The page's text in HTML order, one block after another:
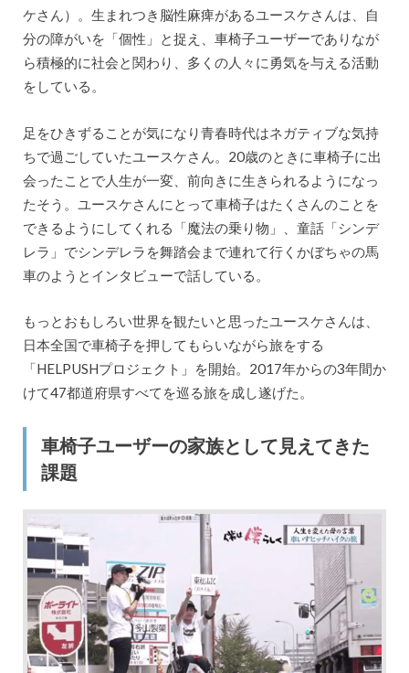
ケさん）。生まれつき脳性麻痺があるユースケさんは、自
分の障がいを「個性」と捉え、車椅子ユーザーでありなが
ら積極的に社会と関わり、多くの人々に勇気を与える活動
をしている。
足をひきずることが気になり青春時代はネガティブな気持
ちで過ごしていたユースケさん。20歳のときに車椅子に出
会ったことで人生が一変、前向きに生きられるようになっ
たそう。ユースケさんにとって車椅子はたくさんのことを
できるようにしてくれる「魔法の乗り物」、童話「シンデ
レラ」でシンデレラを舞踏会まで連れて行くかぼちゃの馬
車のようとインタビューで話している。
もっとおもしろい世界を観たいと思ったユースケさんは、
日本全国で車椅子を押してもらいながら旅をする
「HELPUSHプロジェクト」を開始。2017年からの3年間か
けて47都道府県すべてを巡る旅を成し遂げた。
車椅子ユーザーの家族として見えてきた
課題